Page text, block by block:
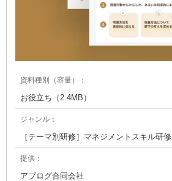
資料種別（容量）：
お役立ち（2.4MB）
ジャンル：
［テーマ別研修］マネジメントスキル研修
提供：
アブログ合同会社